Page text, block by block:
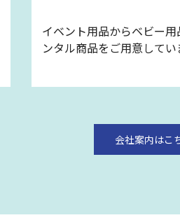
イベント用品からベビー
ンタル商品をご用意してい
会社案内はこ